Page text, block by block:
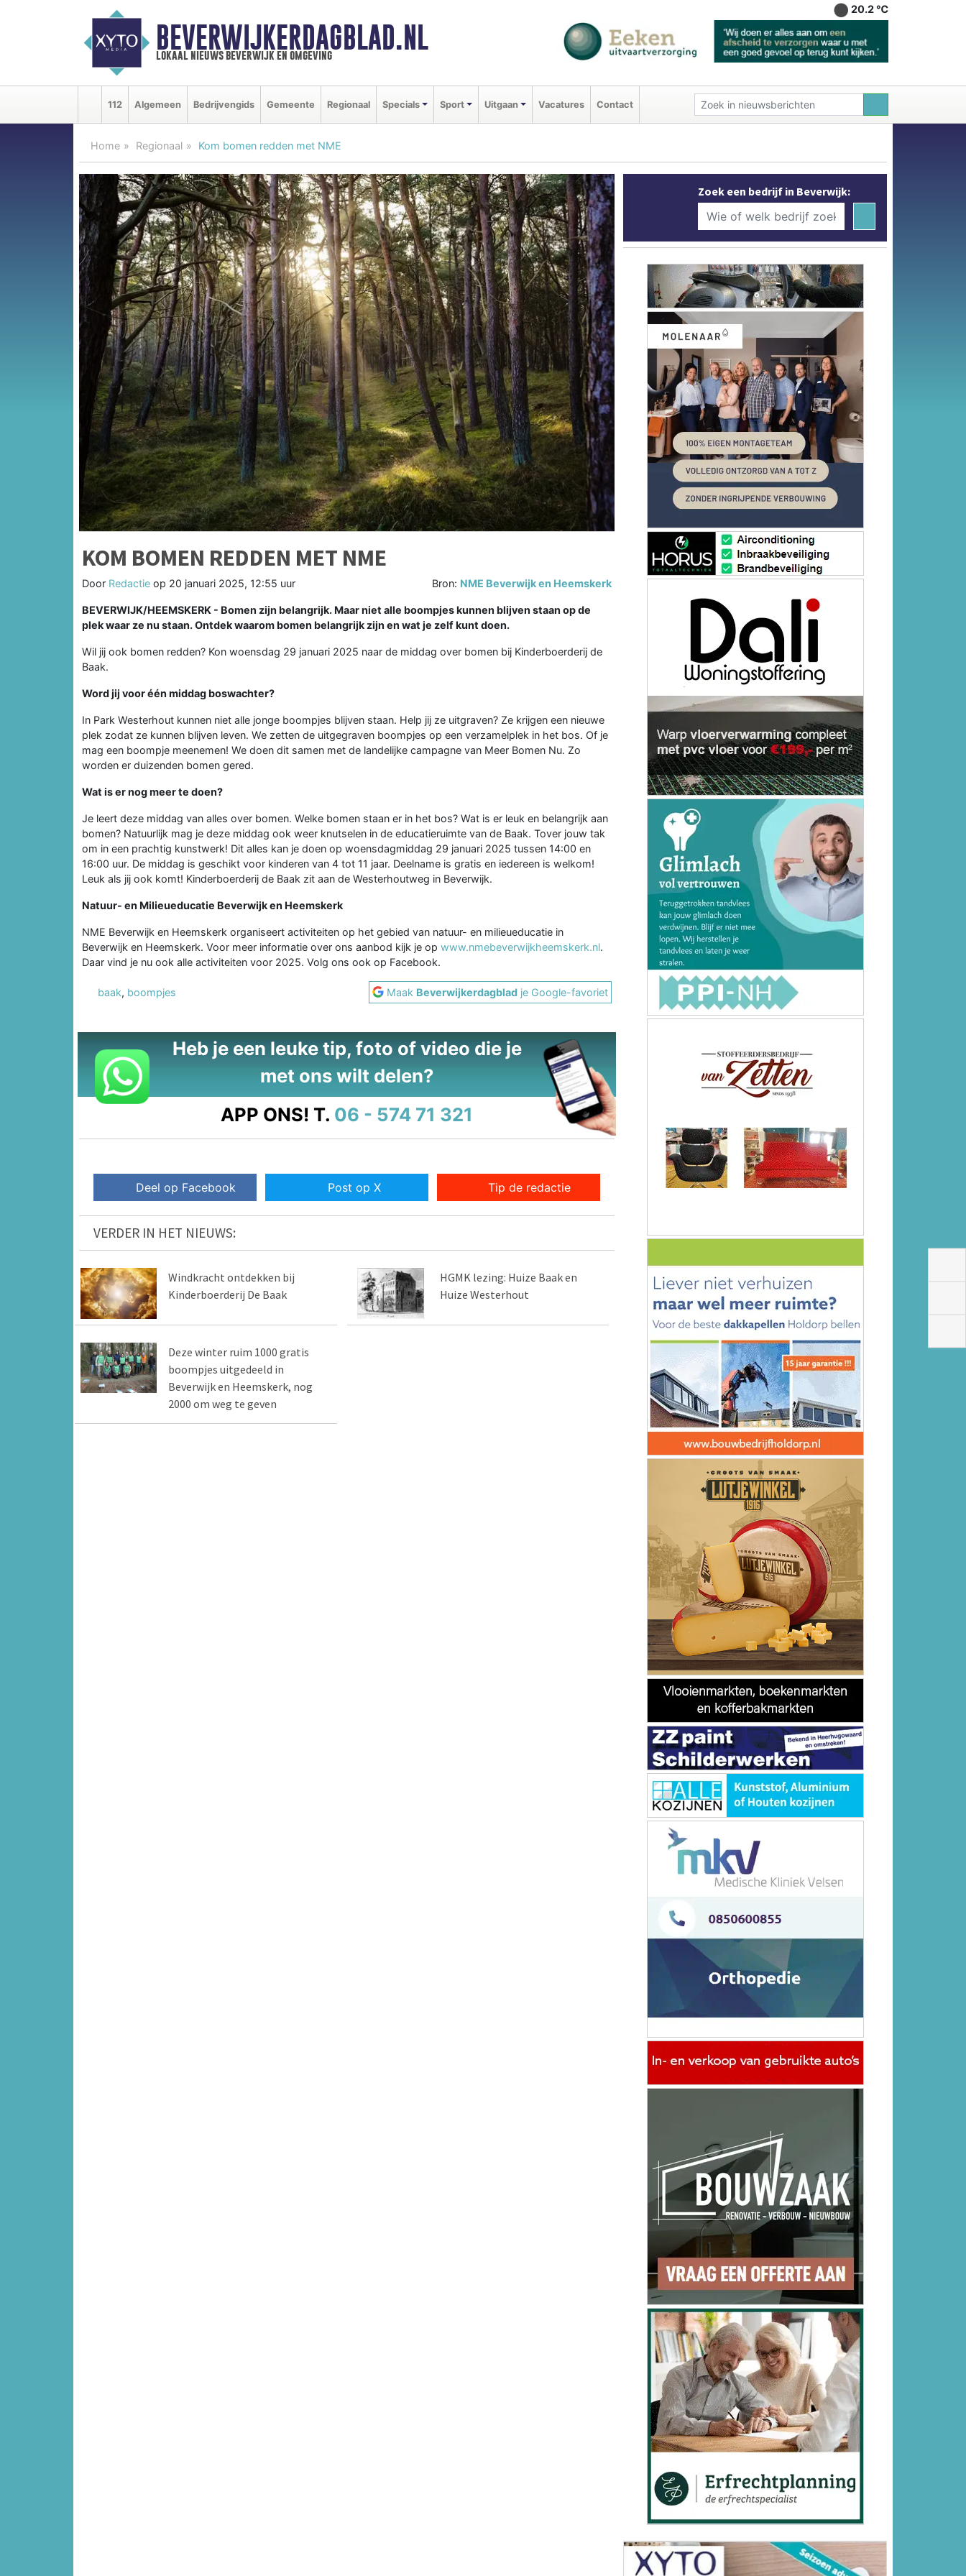
BEVERWIJKERDAGBLAD.NL
lokaal nieuws beverwijk en omgeving
20.2 ℃
112 Algemeen Bedrijvengids Gemeente Regionaal Specials Sport Uitgaan Vacatures Contact
Home Regionaal Kom bomen redden met NME
KOM BOMEN REDDEN MET NME
Door Redactie op 20 januari 2025, 12:55 uur Bron: NME Beverwijk en Heemskerk
BEVERWIJK/HEEMSKERK - Bomen zijn belangrijk. Maar niet alle boompjes kunnen blijven staan op de
plek waar ze nu staan. Ontdek waarom bomen belangrijk zijn en wat je zelf kunt doen.
Wil jij ook bomen redden? Kon woensdag 29 januari 2025 naar de middag over bomen bij Kinderboerderij de
Baak.
Word jij voor één middag boswachter?
In Park Westerhout kunnen niet alle jonge boompjes blijven staan. Help jij ze uitgraven? Ze krijgen een nieuwe
plek zodat ze kunnen blijven leven. We zetten de uitgegraven boompjes op een verzamelplek in het bos. Of je
mag een boompje meenemen! We doen dit samen met de landelijke campagne van Meer Bomen Nu. Zo
worden er duizenden bomen gered.
Wat is er nog meer te doen?
Je leert deze middag van alles over bomen. Welke bomen staan er in het bos? Wat is er leuk en belangrijk aan
bomen? Natuurlijk mag je deze middag ook weer knutselen in de educatieruimte van de Baak. Tover jouw tak
om in een prachtig kunstwerk! Dit alles kan je doen op woensdagmiddag 29 januari 2025 tussen 14:00 en
16:00 uur. De middag is geschikt voor kinderen van 4 tot 11 jaar. Deelname is gratis en iedereen is welkom!
Leuk als jij ook komt! Kinderboerderij de Baak zit aan de Westerhoutweg in Beverwijk.
Natuur- en Milieueducatie Beverwijk en Heemskerk
NME Beverwijk en Heemskerk organiseert activiteiten op het gebied van natuur- en milieueducatie in
Beverwijk en Heemskerk. Voor meer informatie over ons aanbod kijk je op www.nmebeverwijkheemskerk.nl.
Daar vind je nu ook alle activiteiten voor 2025. Volg ons ook op Facebook.
baak, boompjes Maak Beverwijkerdagblad je Google-favoriet
Heb je een leuke tip, foto of video die je
met ons wilt delen?
APP ONS! T. 06 - 574 71 321
Deel op Facebook Post op X Tip de redactie
VERDER IN HET NIEUWS:
Windkracht ontdekken bij
Kinderboerderij De Baak
HGMK lezing: Huize Baak en
Huize Westerhout
Deze winter ruim 1000 gratis
boompjes uitgedeeld in
Beverwijk en Heemskerk, nog
2000 om weg te geven
Zoek een bedrijf in Beverwijk: